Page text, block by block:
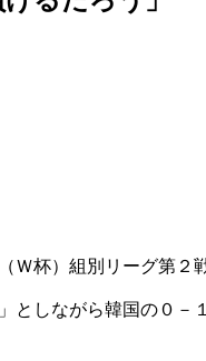
杯）組別リーグ第２
しながら韓国の０－